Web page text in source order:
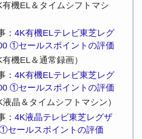
機EL＆タイムシフトマシ
：4K有機ELテレビ東芝レグ
①セールスポイントの評価
機EL＆通常録画）
：4K有機ELテレビ東芝レグ
①セールスポイントの評価
晶＆タイムシフトマシン）
：4K液晶テレビ東芝レグザ
セールスポイントの評価